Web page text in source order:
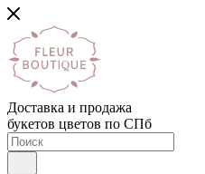
Доставка и продажа
букетов цветов по СПб